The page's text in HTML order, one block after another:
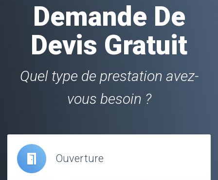
Demande De
Devis Gratuit
Quel type de prestation avez-
vous besoin ?
Ouverture